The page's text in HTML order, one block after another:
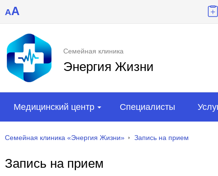
AA
Семейная клиника
Энергия Жизни
Медицинский центр Специалисты
Семейная клиника «Энергия Жизни» Запись на прием
Запись на прием